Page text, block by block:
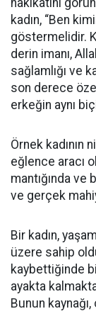
hakikatini
kadın, “Ben
göstermelidir.
derin imanı,
sağlamlığı ve
son derece
erkeğin aynı
Örnek kadının
eğlence aracı
mantığında ve
ve gerçek
Bir kadın,
üzere sahip
kaybettiğinde
ayakta
Bunun